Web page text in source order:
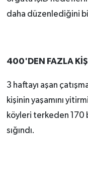
daha düzenlediğini
400'DEN FAZLA
3 haftayı aşan
kişinin yaşamını
köyleri terkeden 170
sığındı.